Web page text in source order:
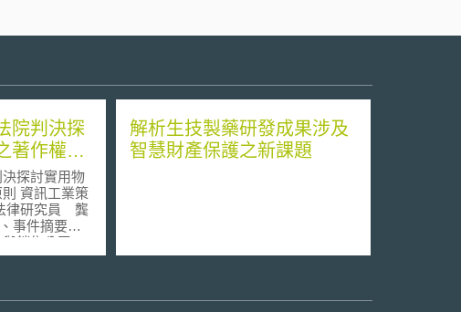
院判決探
著作權保
探討實用物
策
律研究員 龔
銷售公司
稱Varsity公
解析生技製藥研發成果涉及
智慧財產保護之新課題